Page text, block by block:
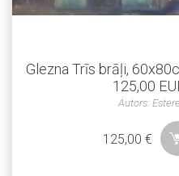
Glezna Trīs brāļi,
125,00
Autors: Estere
125,00€